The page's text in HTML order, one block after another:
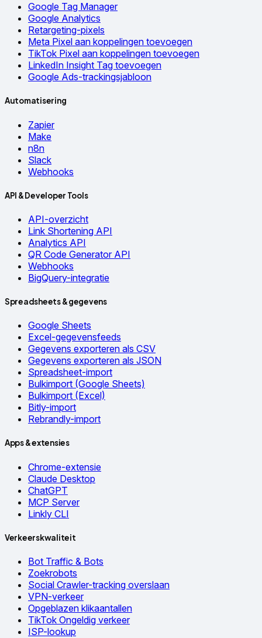
Google Tag Manager
Google Analytics
Retargeting-pixels
Meta Pixel aan koppelingen toevoegen
TikTok Pixel aan koppelingen toevoegen
LinkedIn Insight Tag toevoegen
Google Ads-trackingsjabloon
Automatisering
Zapier
Make
n8n
Slack
Webhooks
API & Developer Tools
API-overzicht
Link Shortening API
Analytics API
QR Code Generator API
Webhooks
BigQuery-integratie
Spreadsheets & gegevens
Google Sheets
Excel-gegevensfeeds
Gegevens exporteren als CSV
Gegevens exporteren als JSON
Spreadsheet-import
Bulkimport (Google Sheets)
Bulkimport (Excel)
Bitly-import
Rebrandly-import
Apps & extensies
Chrome-extensie
Claude Desktop
ChatGPT
MCP Server
Linkly CLI
Verkeerskwaliteit
Bot Traffic & Bots
Zoekrobots
Social Crawler-tracking overslaan
VPN-verkeer
Opgeblazen klikaantallen
TikTok Ongeldig verkeer
ISP-lookup